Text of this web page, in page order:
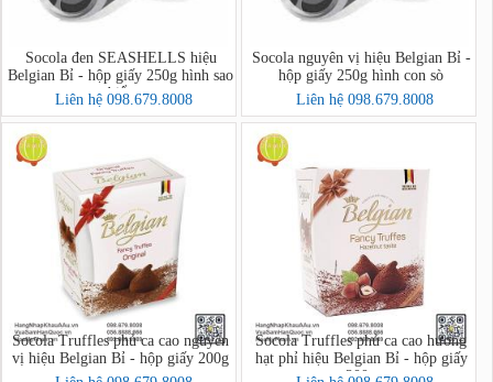
Socola đen SEASHELLS hiệu
Belgian Bỉ - hộp giấy 250g hình sao
biển
Liên hệ 098.679.8008
Socola nguyên vị hiệu Belgian Bỉ -
hộp giấy 250g hình con sò
Liên hệ 098.679.8008
Socola Truffles phủ ca cao nguyên
vị hiệu Belgian Bỉ - hộp giấy 200g
Socola Truffles phủ ca cao hương
hạt phỉ hiệu Belgian Bỉ - hộp giấy
200g